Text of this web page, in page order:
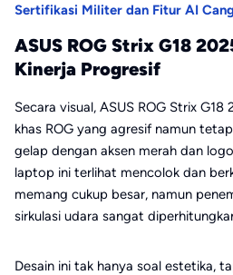
Sertifikasi Militer dan Fitur AI
ASUS ROG Strix G18
Kinerja Progresif
Secara visual, ASUS ROG Strix
khas ROG yang agresif namun
gelap dengan aksen merah dan
laptop ini terlihat mencolok dan
memang cukup besar, namun
sirkulasi udara sangat
Desain ini tak hanya soal estetika,